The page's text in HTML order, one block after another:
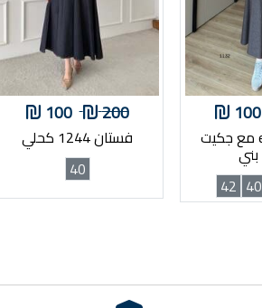
100
فستان egos مع جكيت
40
42
200
100
فستان 1244 كحلي
40